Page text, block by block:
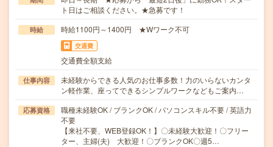
ト日はご相談ください。★急募です！
時給 時給1100円～1400円 ★Wワーク不可
交通費
交通費全額支給
仕事内容
未経験からできる人気のお仕事多数！力のいらないカンタ
ン軽作業、座ってできるシンプルワークなどもご案内…
応募資格
職種未経験OK / ブランクOK / パソコンスキル不要 / 英語力
不要
【来社不要、WEB登録OK！】〇未経験大歓迎！〇フリー
ター、主婦(夫) 大歓迎！〇ブランクOK〇週5…